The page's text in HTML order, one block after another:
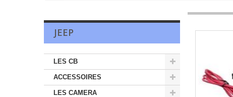
JEEP
LES CB
ACCESSOIRES
LES CAMERA